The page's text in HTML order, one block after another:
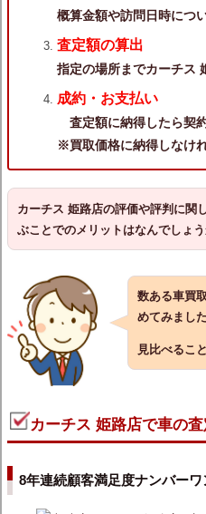
概算金額や訪問日時につ
査定額の算出
指定の場所までカーチス
成約・お支払い
査定額に納得したら契
※買取価格に納得しなけ
カーチス 姫路店の評価や評判に関
ぶことでのメリットはなんでしょう
数ある車買
めてみました
見比べるこ
カーチス 姫路店で車の
8年連続顧客満足度ナンバーワ